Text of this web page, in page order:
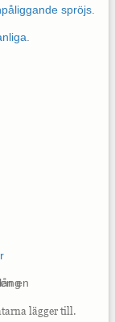
spröjs
lägger till.